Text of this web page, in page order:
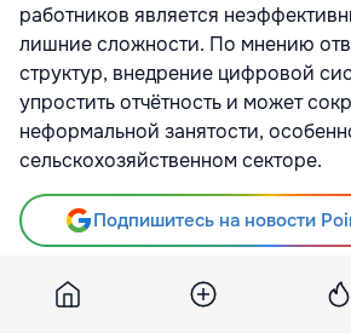
работников является
лишние сложности. По мнению
структур, внедрение цифровой
упростить отчётность и может
неформальной занятости,
сельскохозяйственном секторе.
Подпишитесь на новости
Источник Realitatea